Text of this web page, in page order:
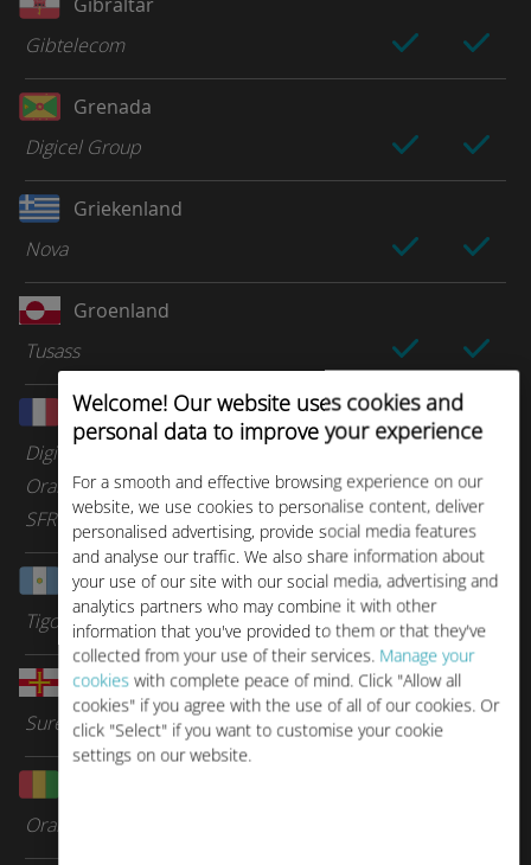
Welcome! Our website uses cookies and
personal data to improve your experience
For a smooth and effective browsing experience on our
website, we use cookies to personalise content, deliver
personalised advertising, provide social media features
and analyse our traffic. We also share information about
your use of our site with our social media, advertising and
analytics partners who may combine it with other
information that you've provided to them or that they've
collected from your use of their services. Manage your
cookieswith complete peace of mind. Click "Allow all
cookies" if you agree with the use of all of our cookies. Or
click "Select" if you want to customise your cookie
settings on our website.
Gibtelecom
Grenada
Digicel Group
Griekenland
Nova
Groenland
Tusass
Guadeloupe
Digicel Group
Orange Caraibes
SFR Caraibes
Guatemala
Tigo
Guernsey
Sure Telecom
Orange